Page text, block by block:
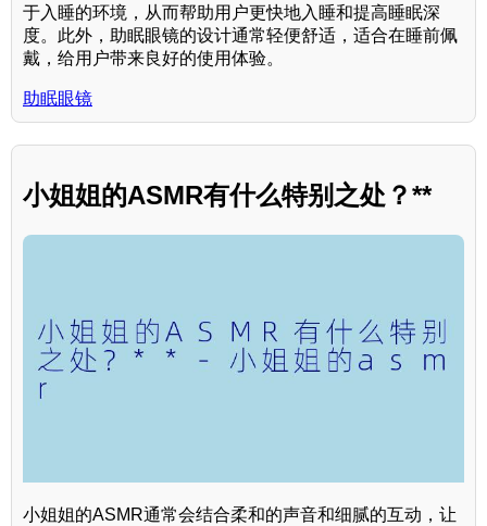
于入睡的环境，从而帮助用户更快地入睡和提高睡眠深
度。此外，助眠眼镜的设计通常轻便舒适，适合在睡前佩
戴，给用户带来良好的使用体验。
助眠眼镜
小姐姐的ASMR有什么特别之处？**
小姐姐的ASMR通常会结合柔和的声音和细腻的互动，让